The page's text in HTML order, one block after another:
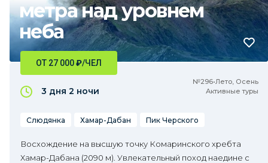
метра над уровнем
неба
№296•Лето, Осень
Активные туры
ОТ 27 000₽/ЧЕЛ
3 дня 2 ночи
Слюдянка Хамар-Дабан Пик Черского
Восхождение на высшую точку Комаринского хребта
Хамар-Дабана (2090 м). Увлекательный поход наедине с